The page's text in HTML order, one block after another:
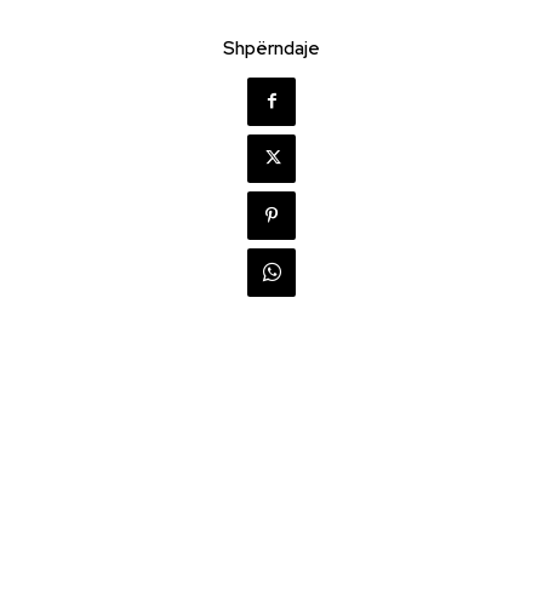
Shpërndaje